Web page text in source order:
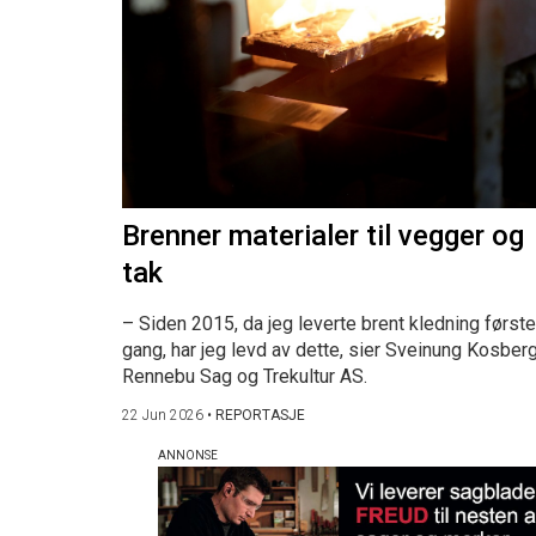
Brenner materialer til vegger og
tak
– Siden 2015, da jeg leverte brent kledning første
gang, har jeg levd av dette, sier Sveinung
Rennebu Sag og Trekultur AS.
22 Jun 2026 • REPORTASJE